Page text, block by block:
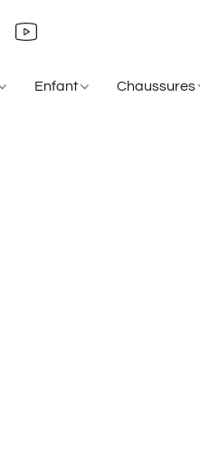
Enfant Chaussures